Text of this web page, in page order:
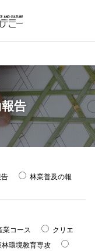
告
告
林業普及の報
業コース
クリエ
環境教育専攻